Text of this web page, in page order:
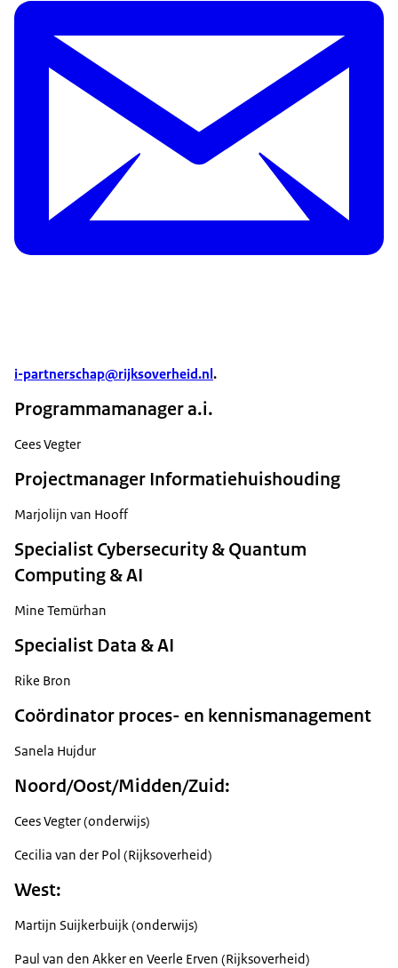
i-partnerschap@rijksoverheid.nl.
Programmamanager a.i.
Cees Vegter
Projectmanager Informatiehuishouding
Marjolijn van Hooff
Specialist Cybersecurity & Quantum
Computing & AI
Mine Temürhan
Specialist Data & AI
Rike Bron
Coördinator proces- en kennismanagement
Sanela Hujdur
Noord/Oost/Midden/Zuid:
Cees Vegter (onderwijs)
Cecilia van der Pol (Rijksoverheid)
West:
Martijn Suijkerbuijk (onderwijs)
Paul van den Akker en Veerle Erven (Rijksoverheid)